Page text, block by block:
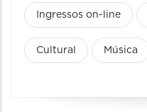
Ingressos on-line
Cultural Música